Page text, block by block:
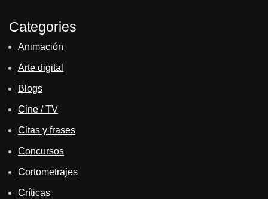
Categories
Animación
Arte digital
Blogs
Cine / TV
Citas y frases
Concursos
Cortometrajes
Críticas